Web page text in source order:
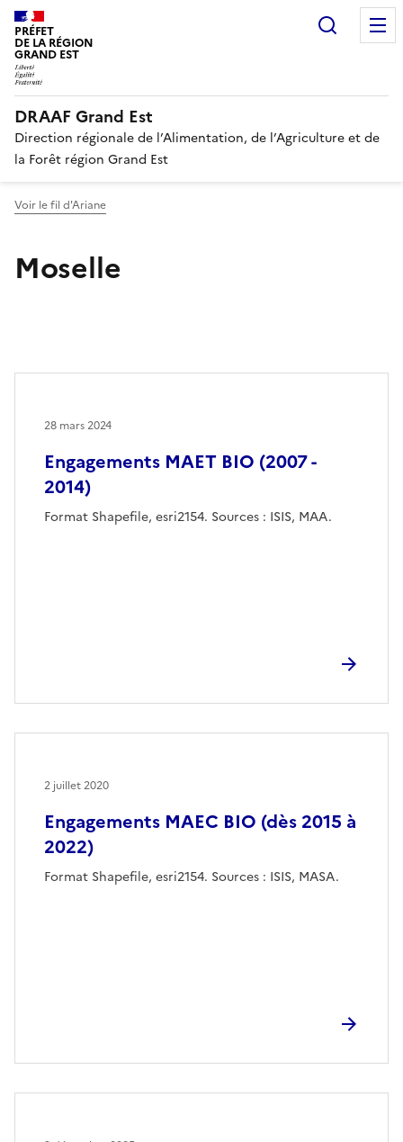
PRÉFET
DE LA RÉGION
GRAND EST
DRAAF Grand Est
Direction régionale de l’Alimentation, de l’Agriculture et de
la Forêt région Grand Est
Voir le fil d'Ariane
Moselle
Engagements MAET BIO (2007 -
2014)
Format Shapefile, esri2154. Sources : ISIS, MAA.
28 mars 2024
Engagements MAEC BIO (dès 2015 à
2022)
Format Shapefile, esri2154. Sources : ISIS, MASA.
2 juillet 2020